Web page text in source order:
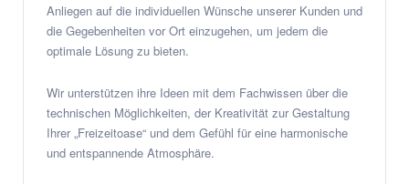
Anliegen auf die individuellen Wünsche unserer Kunden und
die Gegebenheiten vor Ort einzugehen, um jedem die
optimale Lösung zu bieten.
Wir unterstützen ihre Ideen mit dem Fachwissen über die
technischen Möglichkeiten, der Kreativität zur Gestaltung
Ihrer „Freizeitoase“ und dem Gefühl für eine harmonische
und entspannende Atmosphäre.